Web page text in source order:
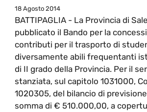
18 Agosto 2014
BATTIPAGLIA - La Provincia di
pubblicato il Bando per la
contributi per il trasporto di
diversamente abili frequentanti
di II grado della Provincia. Per il
stanziata, sul capitolo 1031000,
1020305, del bilancio di
somma di € 510.000,00, a